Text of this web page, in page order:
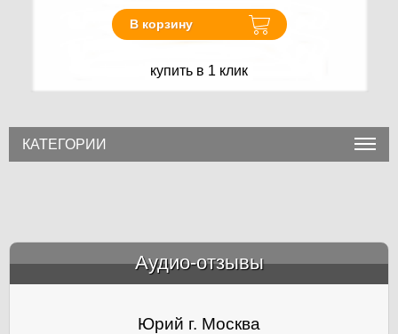
В корзину
купить в 1 клик
КАТЕГОРИИ
Аудио-отзывы
Юрий г. Москва